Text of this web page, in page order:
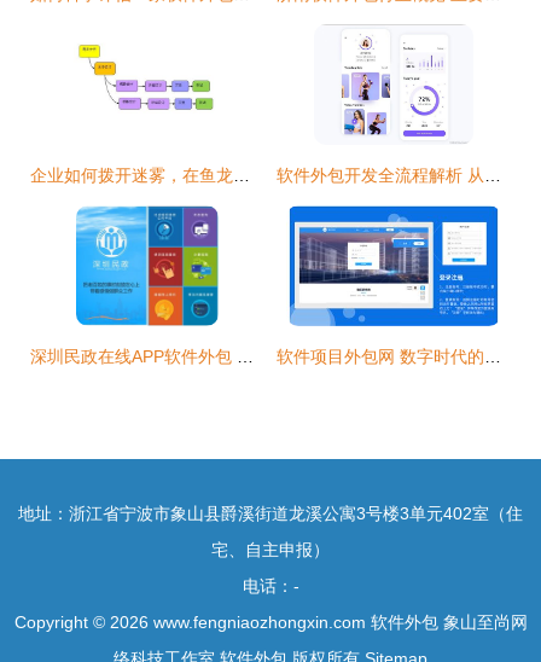
地址：浙江省宁波市象山县爵溪街道龙溪公寓3号楼3单元402室（住
宅、自主申报）
电话：-
Copyright © 2026 www.fengniaozhongxin.com 软件外包 象山至尚网